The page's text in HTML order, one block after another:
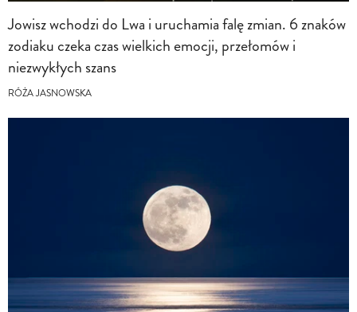
Jowisz wchodzi do Lwa i uruchamia falę zmian. 6 znaków
zodiaku czeka czas wielkich emocji, przełomów i
niezwykłych szans
RÓŻA JASNOWSKA